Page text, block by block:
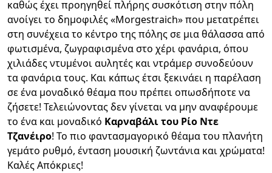
καθώς έχει προηγηθεί πλήρης συσκότιση στην πόλη
ανοίγει το δημοφιλές «Morgestraich» που μετατρέπει
στη συνέχεια το κέντρο της πόλης σε μια θάλασσα από
φωτισμένα, ζωγραφισμένα στο χέρι φανάρια, όπου
χιλιάδες ντυμένοι αυλητές και ντράμερ συνοδεύουν
τα φανάρια τους. Και κάπως έτσι ξεκινάει η παρέλαση
σε ένα μοναδικό θέαμα που πρέπει οπωσδήποτε να
ζήσετε! Τελειώνοντας δεν γίνεται να μην αναφέρουμε
το ένα και μοναδικό Καρναβάλι του Ρίο Ντε
Τζανέιρο! Το πιο φαντασμαγορικό θέαμα του πλανήτη
γεμάτο ρυθμό, ένταση μουσική ζωντάνια και χρώματα!
Καλές Απόκριες!